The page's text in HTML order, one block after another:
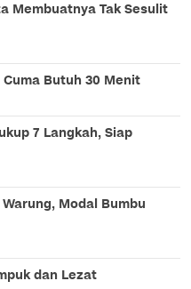
Membuatnya Tak Sesulit
Butuh 30 Menit
7 Langkah, Siap
Modal Bumbu
dan Lezat